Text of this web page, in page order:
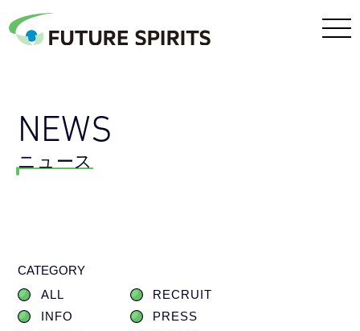
NEWS
ニュース
CATEGORY
ALL
RECRUIT
INFO
PRESS